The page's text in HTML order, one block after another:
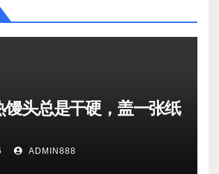
馒头总是干硬，盖一张纸
ADMIN888